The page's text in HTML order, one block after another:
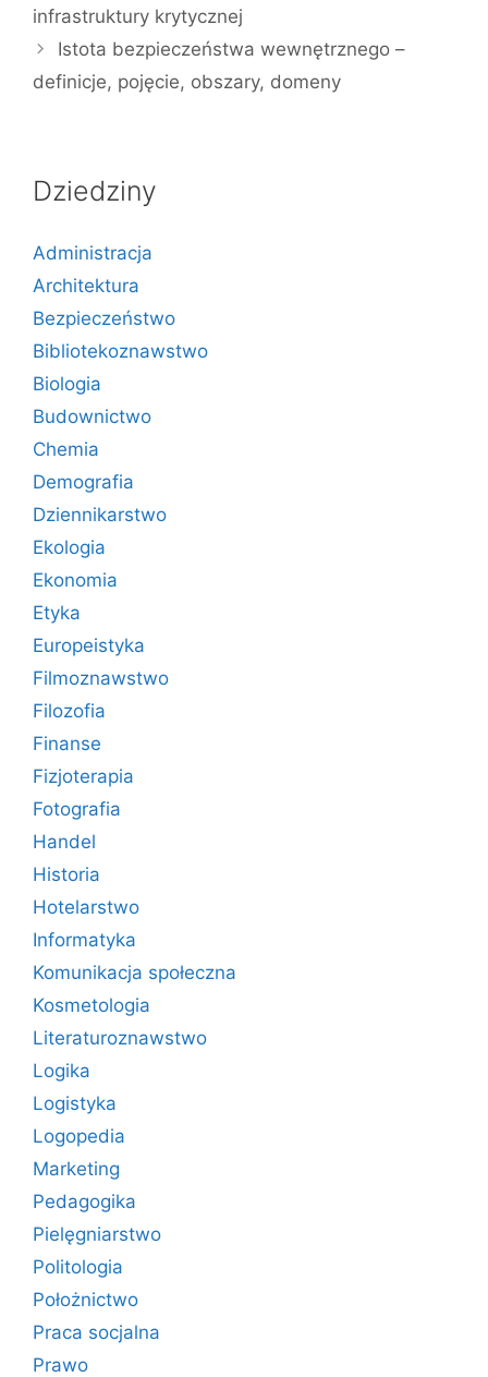
infrastruktury krytycznej
Istota bezpieczeństwa wewnętrznego –
definicje, pojęcie, obszary, domeny
Dziedziny
Administracja
Architektura
Bezpieczeństwo
Bibliotekoznawstwo
Biologia
Budownictwo
Chemia
Demografia
Dziennikarstwo
Ekologia
Ekonomia
Etyka
Europeistyka
Filmoznawstwo
Filozofia
Finanse
Fizjoterapia
Fotografia
Handel
Historia
Hotelarstwo
Informatyka
Komunikacja społeczna
Kosmetologia
Literaturoznawstwo
Logika
Logistyka
Logopedia
Marketing
Pedagogika
Pielęgniarstwo
Politologia
Położnictwo
Praca socjalna
Prawo